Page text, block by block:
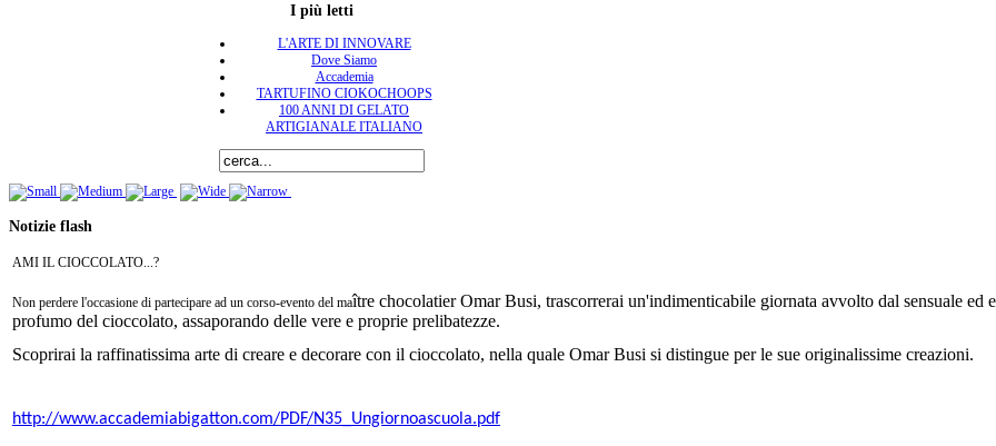
I più letti
L'ARTE DI INNOVARE
Dove Siamo
Accademia
TARTUFINO CIOKOCHOOPS
100 ANNI DI GELATO
ARTIGIANALE ITALIANO
Notizie flash
AMI IL CIOCCOLATO...?
Non perdere l'occasione di partecipare ad un corso-evento del maître chocolatier Omar Busi, trascorrerai un'indimenticabile giornata avvolto dal sensuale ed
profumo del cioccolato, assaporando delle vere e proprie prelibatezze.
Scoprirai la raffinatissima arte di creare e decorare con il cioccolato, nella quale Omar Busi si distingue per le sue originalissime creazioni.
http://www.accademiabigatton.com/PDF/N35_Ungiornoascuola.pdf